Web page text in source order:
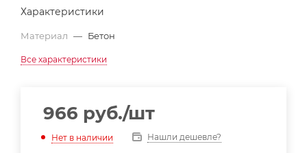
Характеристики
Материал — Бетон
Все характеристики
966 руб./шт
Нет в наличии Нашли дешевле?